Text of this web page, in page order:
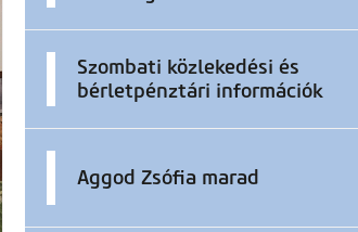
Szombati közlekedési és
bérletpénztári információk
Aggod Zsófia marad